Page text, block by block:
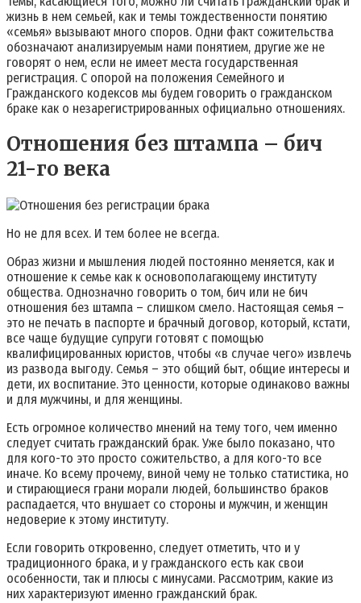
жизнь в нем семьей, как и темы тождественности понятию
«семья» вызывают много споров. Одни факт сожительства
обозначают анализируемым нами понятием, другие же не
говорят о нем, если не имеет места государственная
регистрация. С опорой на положения Семейного и
Гражданского кодексов мы будем говорить о гражданском
браке как о незарегистрированных официально отношениях.
Отношения без штампа – бич
21-го века
Но не для всех. И тем более не всегда.
Образ жизни и мышления людей постоянно меняется, как и
отношение к семье как к основополагающему институту
общества. Однозначно говорить о том, бич или не бич
отношения без штампа – слишком смело. Настоящая семья –
это не печать в паспорте и брачный договор, который, кстати,
все чаще будущие супруги готовят с помощью
квалифицированных юристов, чтобы «в случае чего» извлечь
из развода выгоду. Семья – это общий быт, общие интересы и
дети, их воспитание. Это ценности, которые одинаково важны
и для мужчины, и для женщины.
Есть огромное количество мнений на тему того, чем именно
следует считать гражданский брак. Уже было показано, что
для кого-то это просто сожительство, а для кого-то все
иначе. Ко всему прочему, виной чему не только статистика, но
и стирающиеся грани морали людей, большинство браков
распадается, что внушает со стороны и мужчин, и женщин
недоверие к этому институту.
Если говорить откровенно, следует отметить, что и у
традиционного брака, и у гражданского есть как свои
особенности, так и плюсы с минусами. Рассмотрим, какие из
них характеризуют именно гражданский брак.